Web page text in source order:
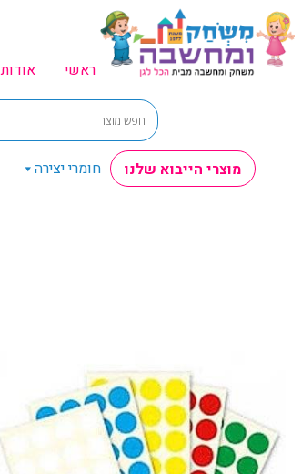
ראשי אודות
מוצרי הייבוא שלנו חומרי יצירה